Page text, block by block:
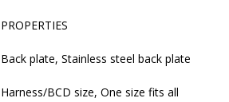
PROPERTIES
Back plate, Stainless steel back plate
Harness/BCD size, One size fits all